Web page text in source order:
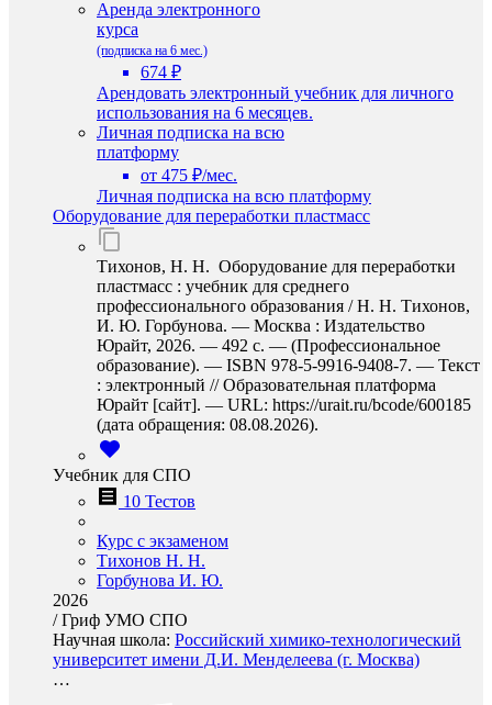
Аренда электронного
курса
(подписка на 6 мес.)
674 ₽
Арендовать электронный учебник для личного
использования на 6 месяцев.
Личная подписка на всю
платформу
от 475 ₽/мес.
Личная подписка на всю платформу
Оборудование для переработки пластмасс
Тихонов, Н. Н. Оборудование для переработки
пластмасс : учебник для среднего
профессионального образования / Н. Н. Тихонов,
И. Ю. Горбунова. — Москва : Издательство
Юрайт, 2026. — 492 с. — (Профессиональное
образование). — ISBN 978-5-9916-9408-7. — Текст
: электронный // Образовательная платформа
Юрайт [сайт]. — URL: https://urait.ru/bcode/600185
(дата обращения: 08.08.2026).
Учебник для СПО
10 Тестов
Курс с экзаменом
Тихонов Н. Н.
Горбунова И. Ю.
2026
/Гриф УМО СПО
Научная школа: Российский химико-технологический
университет имени Д.И. Менделеева (г. Москва)
…